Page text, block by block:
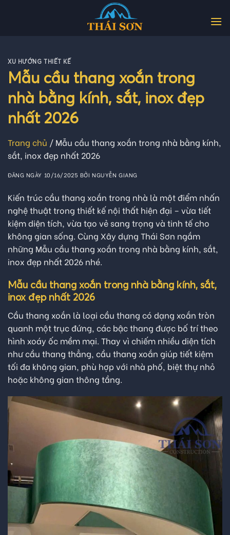
XU HƯỚNG THIẾT KẾ
Mẫu cầu thang xoắn trong
nhà bằng kính, sắt, inox đẹp
nhất 2026
Trang chủ / Mẫu cầu thang xoắn trong nhà bằng kính,
sắt, inox đẹp nhất 2026
ĐĂNG NGÀY 10/16/2025 BỞINGUYỄN GIANG
Kiến trúc cầu thang xoắn trong nhà là một điểm nhấn
nghệ thuật trong thiết kế nội thất hiện đại – vừa tiết
kiệm diện tích, vừa tạo vẻ sang trọng và tinh tế cho
không gian sống. Cùng Xây dựng Thái Sơn ngắm
những Mẫu cầu thang xoắn trong nhà bằng kính, sắt,
inox đẹp nhất 2026 nhé.
Mẫu cầu thang xoắn trong nhà bằng kính, sắt,
inox đẹp nhất 2026
Cầu thang xoắn là loại cầu thang có dạng xoắn tròn
quanh một trục đứng, các bậc thang được bố trí theo
hình xoáy ốc mềm mại. Thay vì chiếm nhiều diện tích
như cầu thang thẳng, cầu thang xoắn giúp tiết kiệm
tối đa không gian, phù hợp với nhà phố, biệt thự nhỏ
hoặc không gian thông tầng.